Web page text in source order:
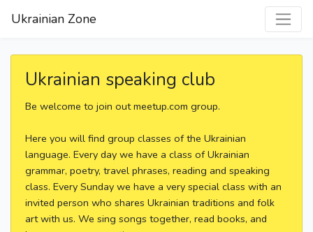
Ukrainian Zone
Ukrainian speaking club
Be welcome to join out meetup.com group.
Here you will find group classes of the Ukrainian
language. Every day we have a class of Ukrainian
grammar, poetry, travel phrases, reading and speaking
class. Every Sunday we have a very special class with an
invited person who shares Ukrainian traditions and folk
art with us. We sing songs together, read books, and